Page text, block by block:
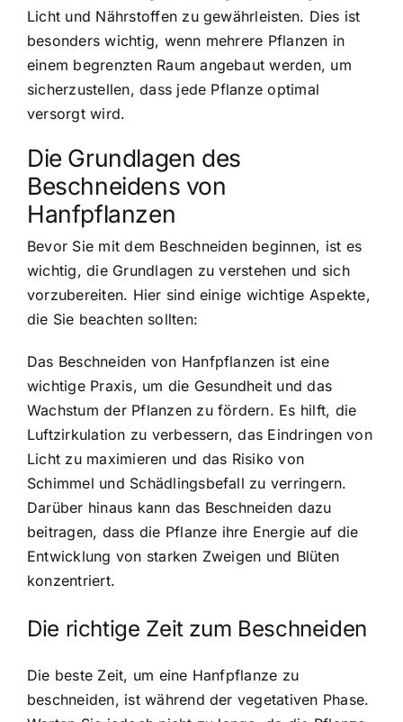
Licht und Nährstoffen zu gewährleisten. Dies ist
besonders wichtig, wenn mehrere Pflanzen in
einem begrenzten Raum angebaut werden, um
sicherzustellen, dass jede Pflanze optimal
versorgt wird.
Die Grundlagen des
Beschneidens von
Hanfpflanzen
Bevor Sie mit dem Beschneiden beginnen, ist es
wichtig, die Grundlagen zu verstehen und sich
vorzubereiten. Hier sind einige wichtige Aspekte,
die Sie beachten sollten:
Das Beschneiden von Hanfpflanzen ist eine
wichtige Praxis, um die Gesundheit und das
Wachstum der Pflanzen zu fördern. Es hilft, die
Luftzirkulation zu verbessern, das Eindringen von
Licht zu maximieren und das Risiko von
Schimmel und Schädlingsbefall zu verringern.
Darüber hinaus kann das Beschneiden dazu
beitragen, dass die Pflanze ihre Energie auf die
Entwicklung von starken Zweigen und Blüten
konzentriert.
Die richtige Zeit zum Beschneiden
Die beste Zeit, um eine Hanfpflanze zu
beschneiden, ist während der vegetativen Phase.